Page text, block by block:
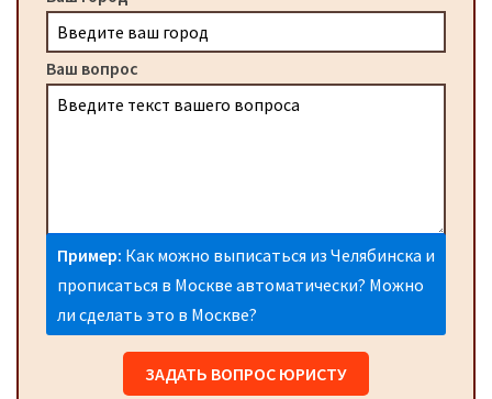
Ваш вопрос
Пример: Как можно выписаться из Челябинска и
прописаться в Москве автоматически? Можно
ли сделать это в Москве?
ЗАДАТЬ ВОПРОС ЮРИСТУ